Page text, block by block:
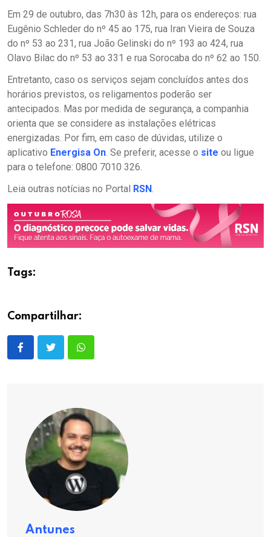
Em 29 de outubro, das 7h30 às 12h, para os endereços: rua
Eugênio Schleder do nº 45 ao 175, rua Iran Vieira de Souza
do nº 53 ao 231, rua João Gelinski do nº 193 ao 424, rua
Olavo Bilac do nº 53 ao 331 e rua Sorocaba do nº 62 ao 150.
Entretanto, caso os serviços sejam concluídos antes dos
horários previstos, os religamentos poderão ser
antecipados. Mas por medida de segurança, a companhia
orienta que se considere as instalações elétricas
energizadas. Por fim, em caso de dúvidas, utilize o
aplicativo Energisa On. Se preferir, acesse o site ou ligue
para o telefone: 0800 7010 326.
Leia outras notícias no Portal RSN.
Tags:
Compartilhar:
Antunes